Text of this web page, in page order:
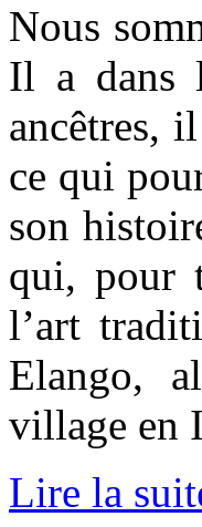
Nous
Il a dans
ancêtres,
ce qui
son
qui, pour
l’art
Elango,
village en
Lire la